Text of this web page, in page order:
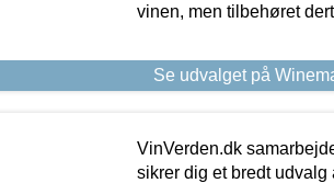
vinen, men tilbehøret
Se udvalget på
VinVerden.dk
sikrer dig et bredt